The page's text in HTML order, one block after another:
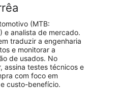
(MTB:
e analista de mercado.
traduzir a engenharia
e monitorar a
de usados. No
assina testes técnicos e
com foco em
custo-benefício.